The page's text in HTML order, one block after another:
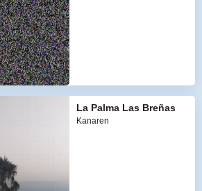
La Palma Las Breñas
Kanaren